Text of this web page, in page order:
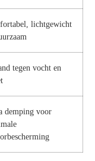
lichtgewicht
tegen vocht en
demping voor